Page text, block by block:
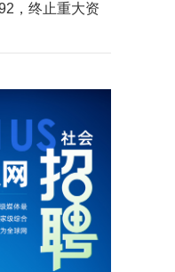
，终止重大资